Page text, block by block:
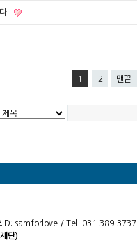
.
1 2 맨끝
samforlove / Tel: 031-389-3737
단)